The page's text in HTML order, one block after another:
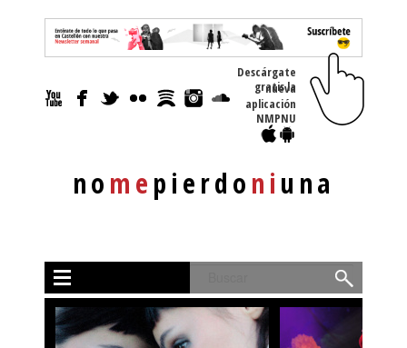
nomepierdoniuna
Descárgate
gratis la nueva
aplicación
NMPNU